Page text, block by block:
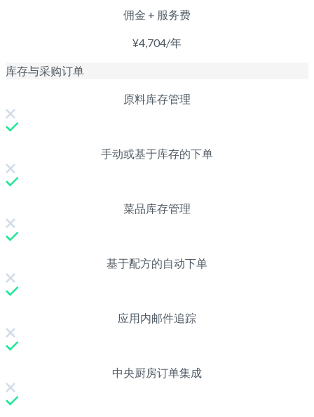
佣金 + 服务费
¥4,704/年
库存与采购订单
原料库存管理
手动或基于库存的下单
菜品库存管理
基于配方的自动下单
应用内邮件追踪
中央厨房订单集成